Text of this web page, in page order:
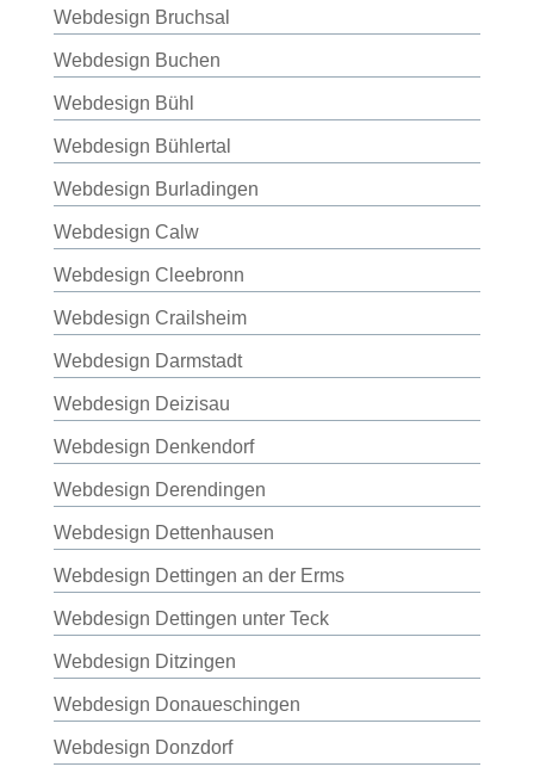
Webdesign Bruchsal
Webdesign Buchen
Webdesign Bühl
Webdesign Bühlertal
Webdesign Burladingen
Webdesign Calw
Webdesign Cleebronn
Webdesign Crailsheim
Webdesign Darmstadt
Webdesign Deizisau
Webdesign Denkendorf
Webdesign Derendingen
Webdesign Dettenhausen
Webdesign Dettingen an der Erms
Webdesign Dettingen unter Teck
Webdesign Ditzingen
Webdesign Donaueschingen
Webdesign Donzdorf